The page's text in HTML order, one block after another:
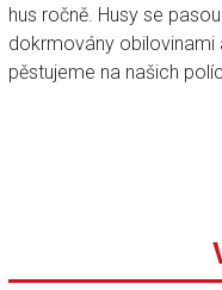
hus ročně. Husy se
dokrmovány obilovinami
pěstujeme na našich